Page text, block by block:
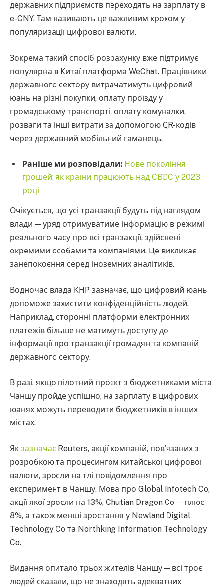
державних підприємств переходять на зарплату в
e-CNY. Там називають це важливим кроком у
популяризації цифрової валюти.
Зокрема такий спосіб розрахунку вже підтримує
популярна в Китаї платформа WeChat. Працівники
державного сектору витрачатимуть цифровий
юань на різні покупки, оплату проїзду у
громадському транспорті, оплату комуналки,
розваги та інші витрати за допомогою QR-кодів
через державний мобільний гаманець.
Раніше ми розповідали: Нове покоління
грошей: як країни працюють над CBDC у 2023
році
Очікується, що усі транзакції будуть під наглядом
влади — уряд отримуватиме інформацію в режимі
реального часу про всі транзакції, здійснені
окремими особами та компаніями. Це викликає
занепокоєння серед іноземних аналітиків.
Водночас влада КНР зазначає, що цифровий юань
допоможе захистити конфіденційність людей.
Наприклад, сторонні платформи електронних
платежів більше не матимуть доступу до
інформації про транзакції громадян та компаній
державного сектору.
В разі, якщо пілотний проєкт з бюджетниками міста
Чаншу пройде успішно, на зарплату в цифрових
юанях можуть переводити бюджетників в інших
містах.
Як зазначає Reuters, акції компаній, пов’язаних з
розробкою та процесингом китайської цифрової
валюти, зросли на тлі повідомлення про
експеримент в Чаншу. Мова про Global Infotech Co,
акції якої зросли на 13%, Chutian Dragon Co — плюс
8%, а також менші зростання у Newland Digital
Technology Co та Northking Information Technology
Co.
Видання опитало трьох жителів Чаншу — всі троє
людей сказали, що не знаходять адекватних